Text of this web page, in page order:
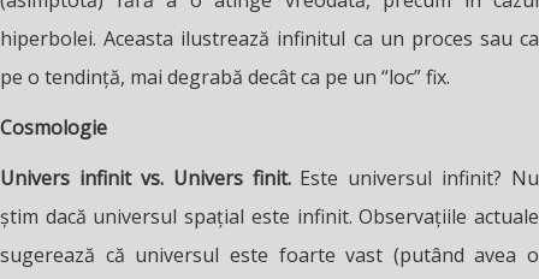
hiperbolei. Aceasta ilustrează infinitul ca un proces sau ca
pe o tendință, mai degrabă decât ca pe un “loc” fix.
Cosmologie
Univers infinit vs. Univers finit.Este universul infinit? Nu
știm dacă universul spațial este infinit. Observațiile actuale
sugerează că universul este foarte vast (putând avea o